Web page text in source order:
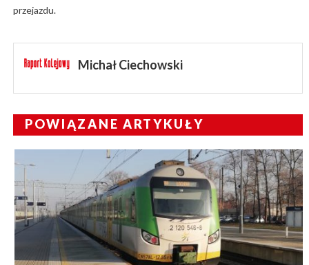
przejazdu.
Michał Ciechowski
POWIĄZANE ARTYKUŁY